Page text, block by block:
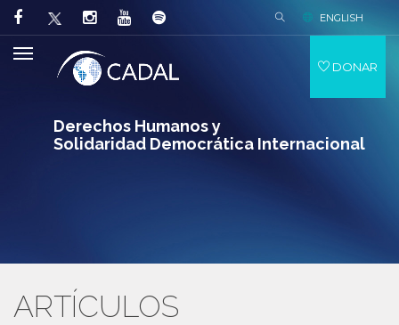
Derechos Humanos y
Solidaridad Democrática Internacional
ENGLISH
DONAR
ARTÍCULOS